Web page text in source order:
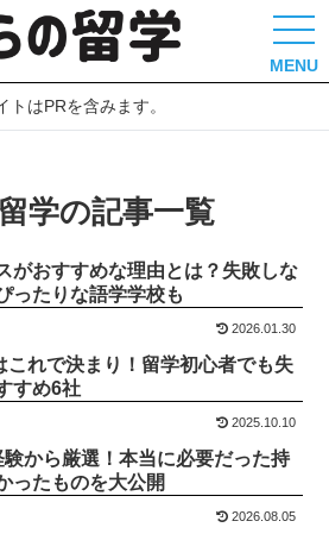
MENU
トはPRを含みます。
学の記事一覧
がおすすめな理由とは？失敗しな
ったりな語学学校も
2026.01.30
これで決まり！留学初心者でも失
すめ6社
2025.10.10
から厳選！本当に必要だった持
ったものを大公開
2026.08.05